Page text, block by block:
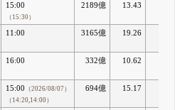
15:00
（15:30）
2189億 13.43
11:00 3165億 19.26
16:00 332億 10.62
15:00 （2026/08/07）
（14:20,14:00）
694億 15.17